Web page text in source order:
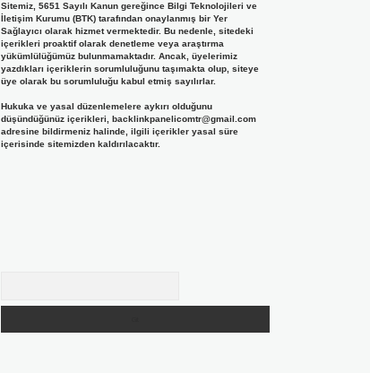
Sitemiz, 5651 Sayılı Kanun gereğince Bilgi Teknolojileri ve
İletişim Kurumu (BTK) tarafından onaylanmış bir Yer
Sağlayıcı olarak hizmet vermektedir. Bu nedenle, sitedeki
içerikleri proaktif olarak denetleme veya araştırma
yükümlülüğümüz bulunmamaktadır. Ancak, üyelerimiz
yazdıkları içeriklerin sorumluluğunu taşımakta olup, siteye
üye olarak bu sorumluluğu kabul etmiş sayılırlar.
Hukuka ve yasal düzenlemelere aykırı olduğunu
düşündüğünüz içerikleri, backlinkpanelicomtr@gmail.com
adresine bildirmeniz halinde, ilgili içerikler yasal süre
içerisinde sitemizden kaldırılacaktır.